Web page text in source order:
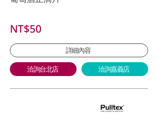
NT$50
詳細內容
洽詢台北店 洽詢嘉義店